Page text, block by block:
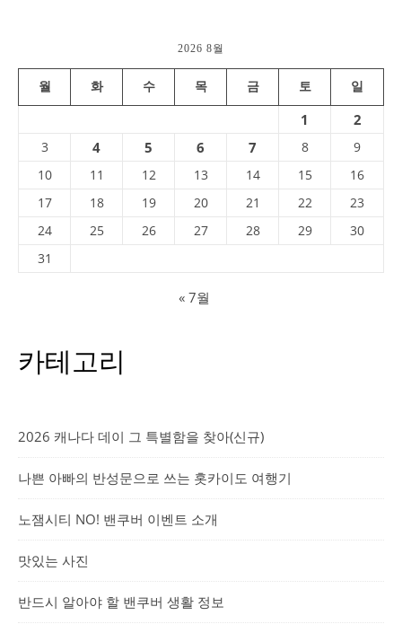
2026 8월
월 화 수 목 금 토 일
1 2
3 4 5 6 7 8
9
10
11 12 13 14 15
16
17
18 19 20 21 22
23
24
25 26 27 28 29
30
31
« 7월
카테고리
2026 캐나다 데이 그 특별함을 찾아(신규)
나쁜 아빠의 반성문으로 쓰는 홋카이도 여행기
노잼시티 NO! 밴쿠버 이벤트 소개
맛있는 사진
반드시 알아야 할 밴쿠버 생활 정보